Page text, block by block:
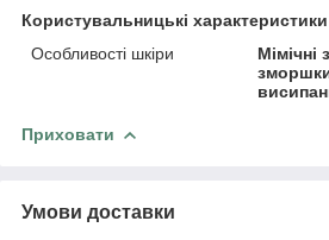
Користувальницькі характеристики
Особливості шкіри
Мімічні
Приховати
Умови доставки